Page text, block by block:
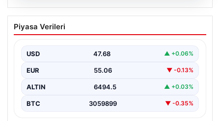
‘Yeraltı’ dizisinde şok olay! Babası suç
duyurusunda bulundu: ‘Kızımla reşit
Piyasa Verileri
USD 47.68 ▲ +0.06%
EUR 55.06 ▼ -0.13%
ALTIN 6494.5 ▲ +0.03%
BTC 3059899 ▼ -0.35%